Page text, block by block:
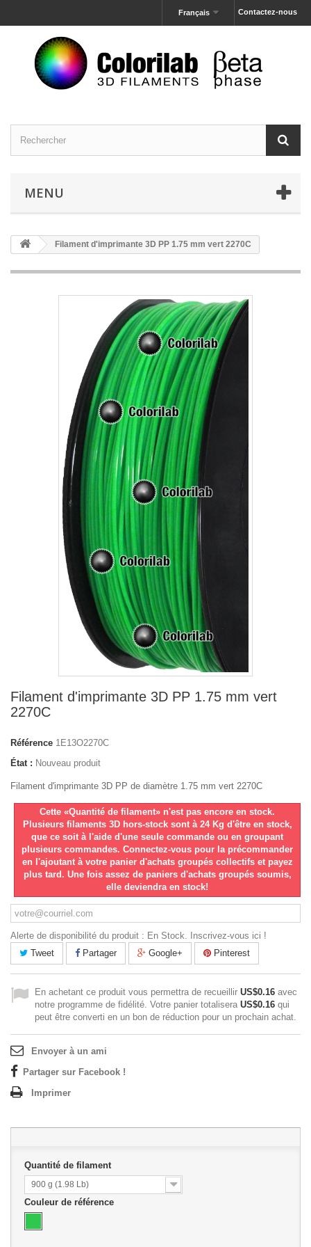
Contactez-nous
Français
MENU
Filament d'imprimante 3D PP 1.75 mm vert 2270C
Filament d'imprimante 3D PP 1.75 mm vert
2270C
Référence 1E13O2270C
État : Nouveau produit
Filament d'imprimante 3D PP de diamètre 1.75 mm vert 2270C
Cette «Quantité de filament» n'est pas encore en stock.
Plusieurs filaments 3D hors-stock sont à 24 Kg d'être en stock,
que ce soit à l'aide d'une seule commande ou en groupant
plusieurs commandes. Connectez-vous pour la précommander
en l'ajoutant à votre panier d'achats groupés collectifs et payez
plus tard. Une fois assez de paniers d'achats groupés soumis,
elle deviendra en stock!
Alerte de disponibilité du produit : En Stock. Inscrivez-vous ici !
Tweet
Partager Google+ Pinterest
En achetant ce produit vous permettra de recueillir US$0.16 avec
notre programme de fidélité. Votre panier totalisera US$0.16 qui
peut être converti en un bon de réduction pour un prochain achat.
Envoyer à un ami
Partager sur Facebook !
Imprimer
Quantité de filament
900 g (1.98 Lb)
Couleur de référence